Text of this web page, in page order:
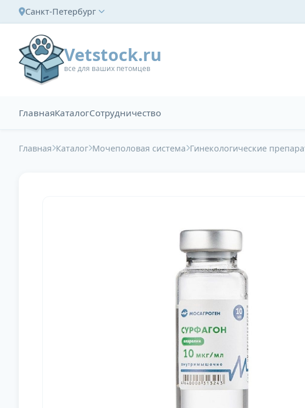
Санкт-Петербург
Vetstock.ru
все для ваших петомцев
ГлавнаяКаталогСотрудничество
Главная Каталог Мочеполовая система Гинекологические